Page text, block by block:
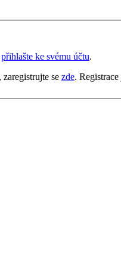
přihlašte ke svému účtu.
se zde.